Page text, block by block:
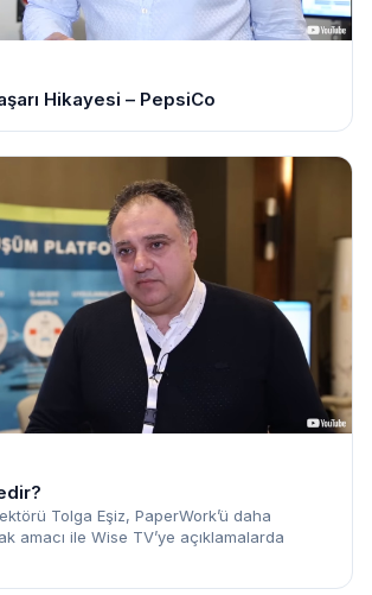
Hikayesi – PepsiCo
Tolga Eşiz, PaperWork’ü daha
amacı ile Wise TV’ye açıklamalarda